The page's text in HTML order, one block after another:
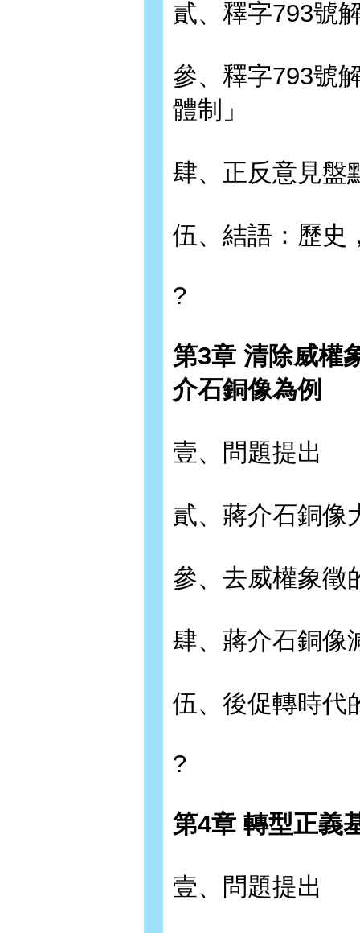
貳、釋字793號
參、釋字793號
體制」
肆、正反意見盤
伍、結語：歷史
?
第3章 清除威權
介石銅像為例
壹、問題提出
貳、蔣介石銅像
參、去威權象徵
肆、蔣介石銅像
伍、後促轉時代
?
第4章 轉型正義
壹、問題提出